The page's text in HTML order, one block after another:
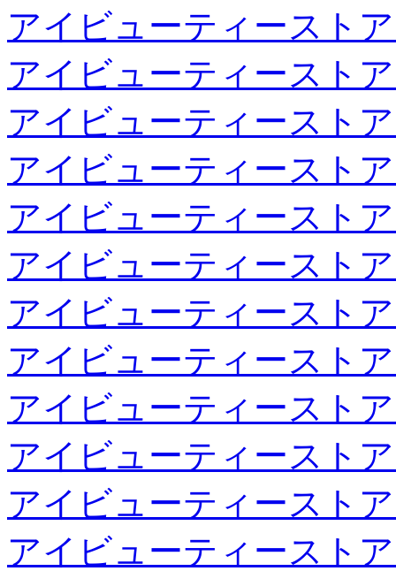
アイビューティースト
アイビューティースト
アイビューティースト
アイビューティースト
アイビューティースト
アイビューティースト
アイビューティースト
アイビューティースト
アイビューティースト
アイビューティースト
アイビューティースト
アイビューティースト